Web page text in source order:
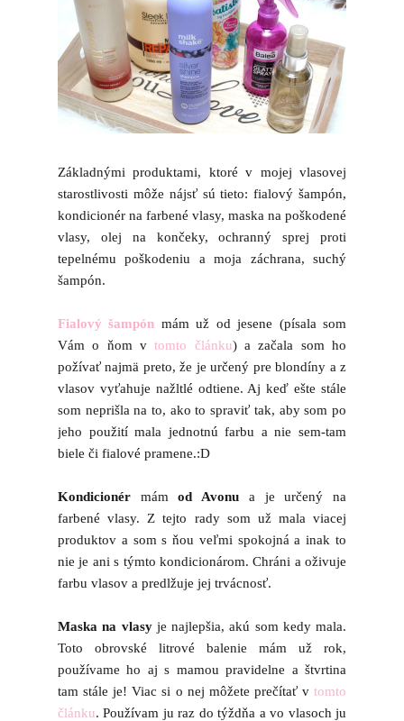
Základnými produktami, ktoré v mojej vlasovej
starostlivosti môže nájsť sú tieto: fialový šampón,
kondicionér na farbené vlasy, maska na poškodené
vlasy, olej na končeky, ochranný sprej proti
tepelnému poškodeniu a moja záchrana, suchý
šampón.
Fialový šampón mám už od jesene (písala som
Vám o ňom vtomto článku) a začala som ho
požívať najmä preto, že je určený pre blondíny a z
vlasov vyťahuje nažltlé odtiene. Aj keď ešte stále
som neprišla na to, ako to spraviť tak, aby som po
jeho použití mala jednotnú farbu a nie sem-tam
biele či fialové pramene.:D
Kondicionér mámod Avonu a je určený na
farbené vlasy. Z tejto rady som už mala viacej
produktov a som s ňou veľmi spokojná a inak to
nie je ani s týmto kondicionárom. Chráni a oživuje
farbu vlasov a predlžuje jej trvácnosť.
Maska na vlasyje najlepšia, akú som kedy mala.
Toto obrovské litrové balenie mám už rok,
používame ho aj s mamou pravidelne a štvrtina
tam stále je! Viac si o nej môžete prečítať v tomto
článku. Používam ju raz do týždňa a vo vlasoch ju